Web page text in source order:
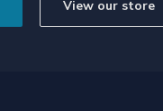
View our store